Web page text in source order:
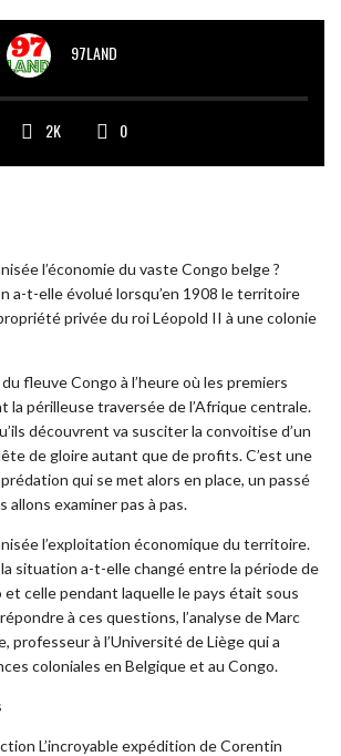
97LAND
2K 0
l’économie du vaste Congo belge ?
a-t-elle évolué lorsqu’en 1908 le territoire
privée du roi Léopold II à une colonie
fleuve Congo à l’heure où les premiers
périlleuse traversée de l’Afrique centrale.
découvrent va susciter la convoitise d’un
de gloire autant que de profits. C’est une
qui se met alors en place, un passé
allons examiner pas à pas.
l’exploitation économique du territoire.
situation a-t-elle changé entre la période de
et celle pendant laquelle le pays était sous
à ces questions, l’analyse de Marc
professeur à l’Université de Liège qui a
coloniales en Belgique et au Congo.
L’incroyable expédition de Corentin